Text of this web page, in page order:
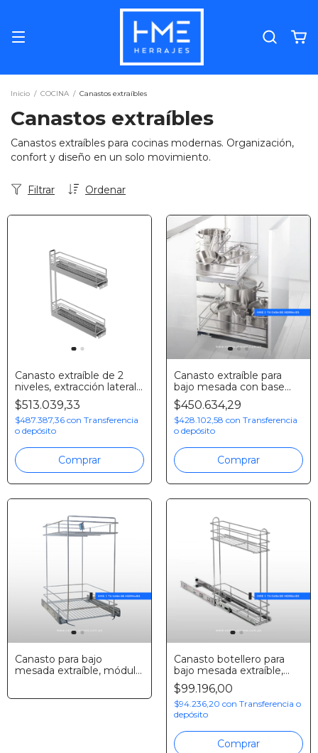
Inicio / COCINA / Canastos extraíbles
Canastos extraíbles
Canastos extraíbles para cocinas modernas. Organización,
confort y diseño en un solo movimiento.
Ordenar
Filtrar
Canasto extraíble de 2
niveles, extracción lateral
cierre suave, Hafele
$513.039,33
$487.387,36 con Transferencia
o depósito
Comprar
Canasto extraíble para
bajo mesada con base
antideslizante, cromo,
Hafele
$450.634,29
$428.102,58 con Transferencia
o depósito
Comprar
Canasto para bajo
mesada extraíble, módulo
Canasto botellero para
bajo mesada extraíble,
módulo 130 mm, cromo,
Fark
$99.196,00
$94.236,20 con Transferencia o
depósito
Comprar